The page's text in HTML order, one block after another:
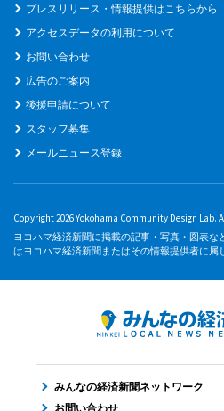
プレスリリース・情報提供はこちらから
アクセスデータの利用について
お問い合わせ
広告のご案内
後援申請について
スタッフ募集
メールニュース登録
Copyright 2026 Yokohama Community Design Lab.
ヨコハマ経済新聞に掲載の記事・写真・図表
はヨコハマ経済新聞またはその情報提供者に属
みんなの経済新聞ネットワーク
お問い合わせ